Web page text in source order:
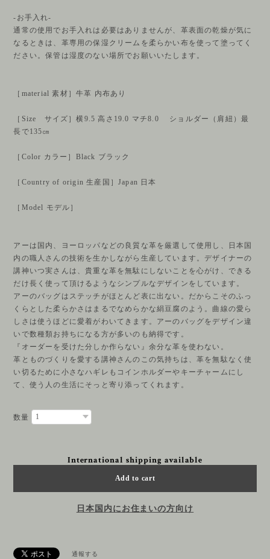
-お手入れ-
通常の使用でお手入れは必要はありませんが、革表面の乾燥が気に
なるときは、革専用の保湿クリームを柔らかい布を使って塗ってく
ださい。保管は湿度のない場所でお願いいたします。
［material 素材］牛革 内布あり
［Size サイズ］横9.5 高さ19.0 マチ8.0 ショルダー（肩紐）最
長で135㎝
［Color カラー］Black ブラック
［Country of origin 生産国］Japan 日本
［Model モデル］
アーは国内、ヨーロッパなどの良質な革を厳選して使用し、日本国
内の職人さんの技術を生かしながら生産しています。デザイナーの
講神いつ実さんは、貴重な革を無駄にしないことを心がけ、できる
だけ長く使って頂けるようなシンプルなデザインをしています。
アーのバッグはステッチがほとんど表に出ない。だからこそのふっ
くらとした柔らかさはまるでなめらかな絹豆腐のよう。曲線の愛ら
しさは使うほどに愛着がわいてきます。アーのバッグをデザイン違
いで数種類お持ちになる方が多いのも納得です。
『オーダーを受けた分しか作らない』余分な革を使わない。
革とものづくりを愛する講神さんのこの気持ちは、革を無駄なく使
い切るために小さなハギレもコインホルダーやキーチャームにし
て、使う人の生活にそっと寄り添ってくれます。
数量
International shipping available
Add to cart
日本国内にお住まいの方向け
通報する